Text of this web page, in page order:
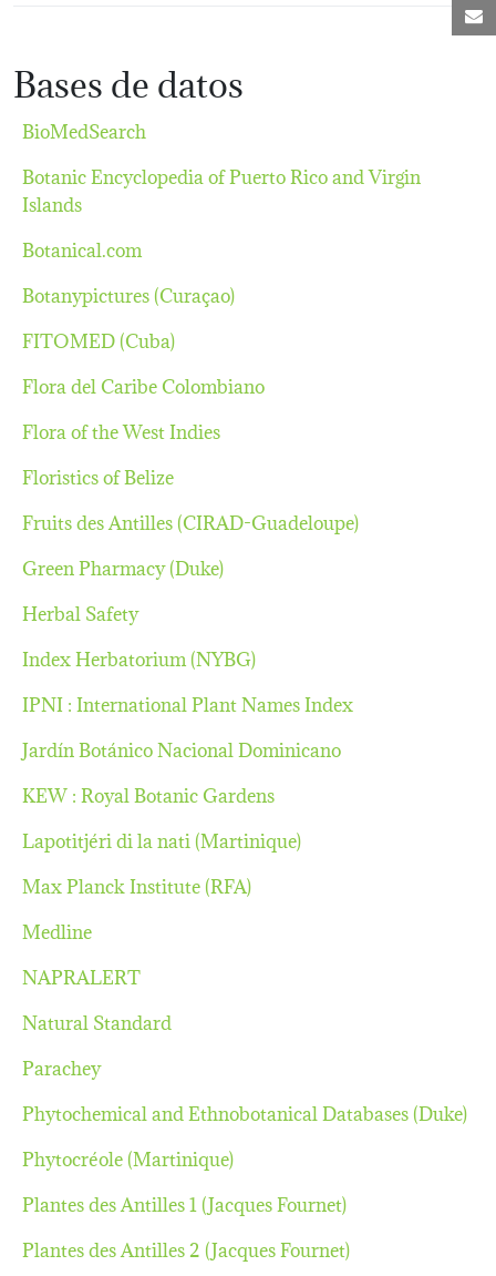
Bases de datos
BioMedSearch
Botanic Encyclopedia of Puerto Rico and Virgin
Islands
Botanical.com
Botanypictures (Curaçao)
FITOMED (Cuba)
Flora del Caribe Colombiano
Flora of the West Indies
Floristics of Belize
Fruits des Antilles (CIRAD-Guadeloupe)
Green Pharmacy (Duke)
Herbal Safety
Index Herbatorium (NYBG)
IPNI : International Plant Names Index
Jardín Botánico Nacional Dominicano
KEW : Royal Botanic Gardens
Lapotitjéri di la nati (Martinique)
Max Planck Institute (RFA)
Medline
NAPRALERT
Natural Standard
Parachey
Phytochemical and Ethnobotanical Databases (Duke)
Phytocréole (Martinique)
Plantes des Antilles 1 (Jacques Fournet)
Plantes des Antilles 2 (Jacques Fournet)